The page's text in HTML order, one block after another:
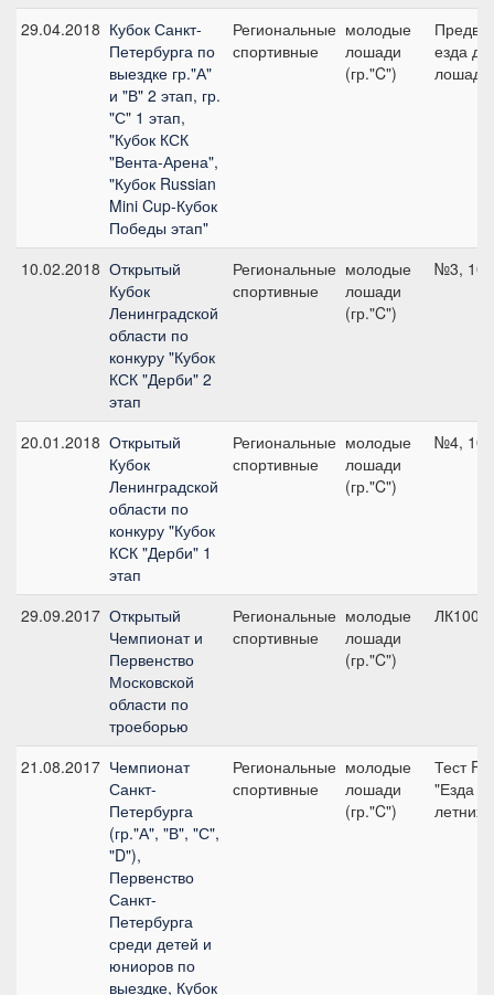
29.04.2018 Кубок Санкт-
Петербурга по
выездке гр."А"
и "В" 2 этап, гр.
"С" 1 этап,
"Кубок КСК
"Вента-Арена",
"Кубок Russian
Mini Cup-Кубок
Победы этап"
Региональные
спортивные
молодые
лошади
(гр."C")
езда
10.02.2018 Открытый
Кубок
Ленинградской
области по
конкуру "Кубок
КСК "Дерби" 2
этап
Региональные
спортивные
молодые
лошади
(гр."C")
№3,
20.01.2018 Открытый
Кубок
Ленинградской
области по
конкуру "Кубок
КСК "Дерби" 1
этап
Региональные
спортивные
молодые
лошади
(гр."C")
№4,
29.09.2017 Открытый
Чемпионат и
Первенство
Московской
области по
троеборью
Региональные
спортивные
молодые
лошади
(гр."C")
ЛК100
21.08.2017 Чемпионат
Санкт-
Петербурга
(гр."А", "В", "С",
"D"),
Первенство
Санкт-
Петербурга
среди детей и
юниоров по
выездке, Кубок
Региональные
спортивные
молодые
лошади
(гр."C")
Тест
"Езда
летних